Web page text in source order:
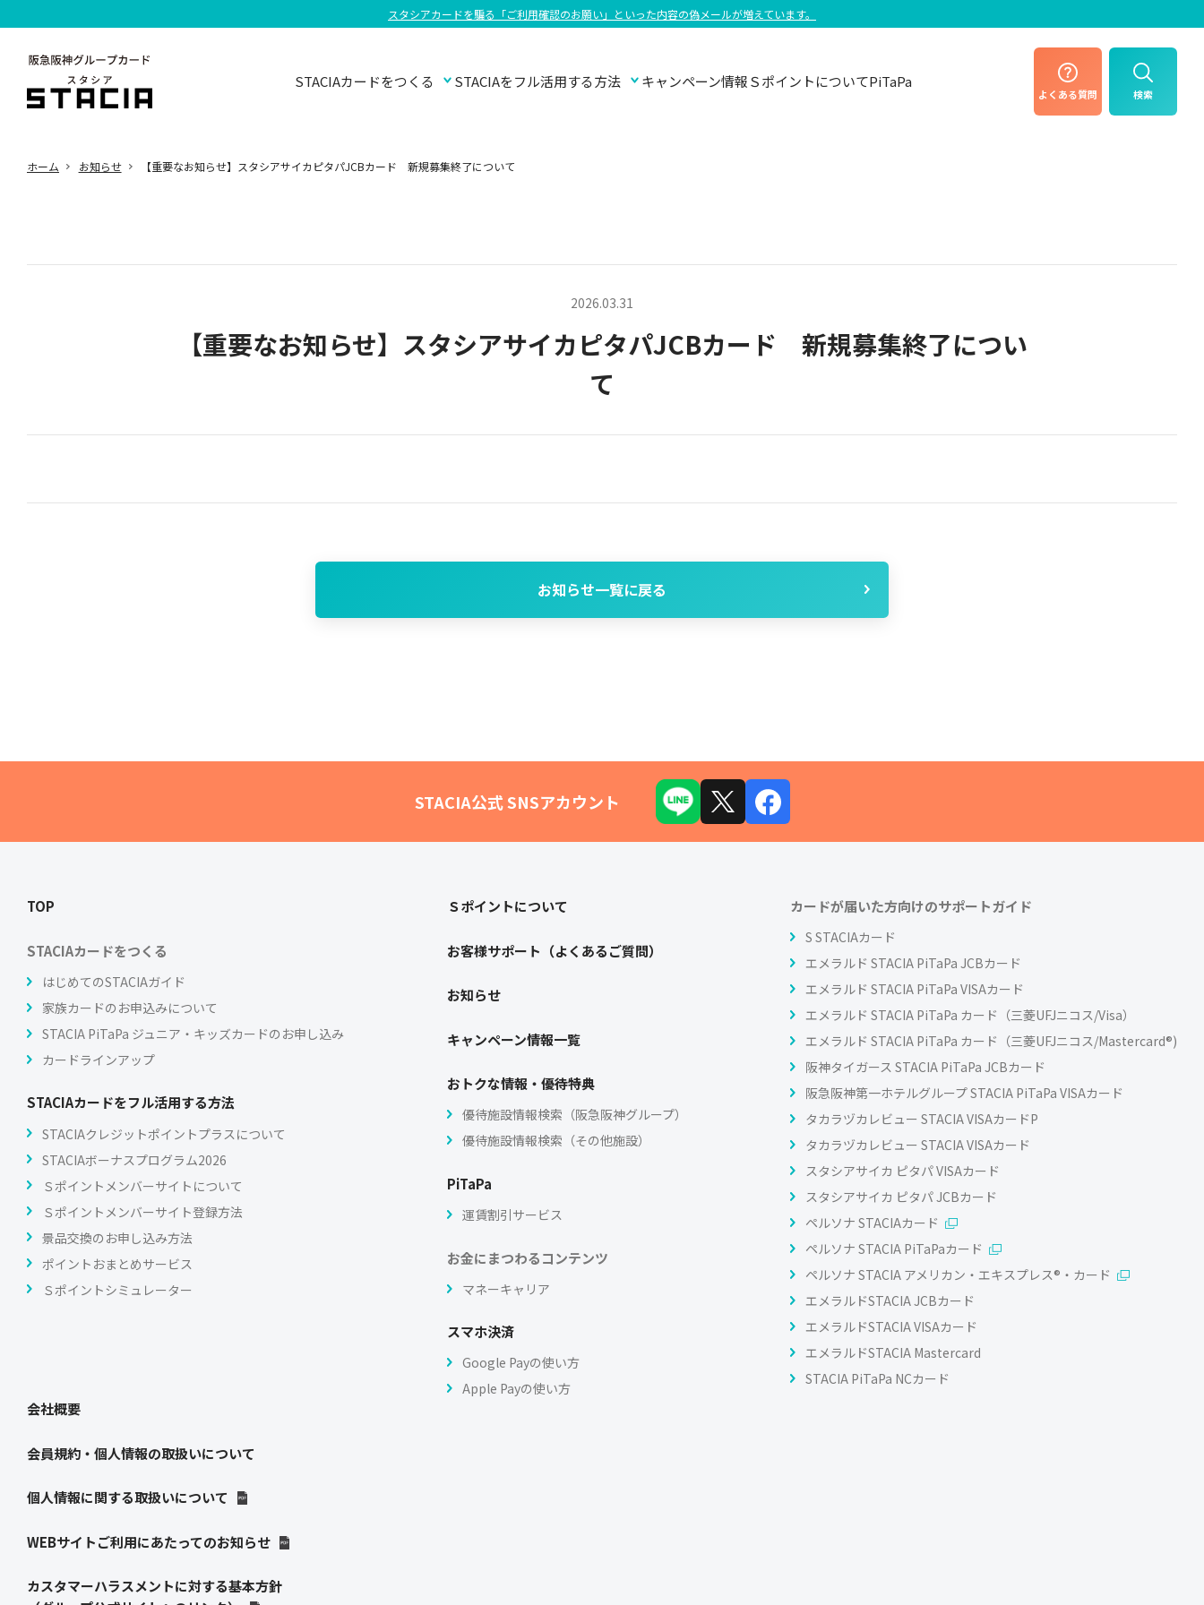
スタシアカードを騙る「ご利⽤確認のお願い」といった内容の偽メールが増えています。
STACIAカードをつくる STACIAをフル活用する方法 キャンペーン情報ＳポイントについてPiTaPa
よくある質問 検索
ホーム お知らせ 【重要なお知らせ】スタシアサイカピタパJCBカード 新規募集終了について
2026.03.31
【重要なお知らせ】スタシアサイカピタパJCBカード 新規募集終了につい
て
お知らせ一覧に戻る
STACIA公式 SNSアカウント
TOP
STACIAカードをつくる
はじめてのSTACIAガイド
家族カードのお申込みについて
STACIA PiTaPa ジュニア・キッズカードのお申し込み
カードラインアップ
STACIAカードをフル活用する方法
STACIAクレジットポイントプラスについて
STACIAボーナスプログラム2026
Ｓポイントメンバーサイトについて
Ｓポイントメンバーサイト登録方法
景品交換のお申し込み方法
ポイントおまとめサービス
Ｓポイントシミュレーター
Ｓポイントについて
お客様サポート（よくあるご質問）
お知らせ
キャンペーン情報一覧
おトクな情報・優待特典
優待施設情報検索（阪急阪神グループ）
優待施設情報検索（その他施設）
PiTaPa
運賃割引サービス
お金にまつわるコンテンツ
マネーキャリア
スマホ決済
Google Payの使い方
Apple Payの使い方
カードが届いた方向けのサポートガイド
S STACIAカード
エメラルド STACIA PiTaPa JCBカード
エメラルド STACIA PiTaPa VISAカード
エメラルド STACIA PiTaPa カード（三菱UFJニコス/Visa）
エメラルド STACIA PiTaPa カード（三菱UFJニコス/Mastercard®)
阪神タイガース STACIA PiTaPa JCBカード
阪急阪神第一ホテルグループ STACIA PiTaPa VISAカード
タカラヅカレビュー STACIA VISAカードP
タカラヅカレビュー STACIA VISAカード
スタシアサイカ ピタパ VISAカード
スタシアサイカ ピタパ JCBカード
ペルソナ STACIAカード
ペルソナ STACIA PiTaPaカード
ペルソナ STACIA アメリカン・エキスプレス®・カード
エメラルドSTACIA JCBカード
エメラルドSTACIA VISAカード
エメラルドSTACIA Mastercard
STACIA PiTaPa NCカード
会社概要
会員規約・個人情報の取扱いについて
個人情報に関する取扱いについて
WEBサイトご利用にあたってのお知らせ
カスタマーハラスメントに対する基本方針